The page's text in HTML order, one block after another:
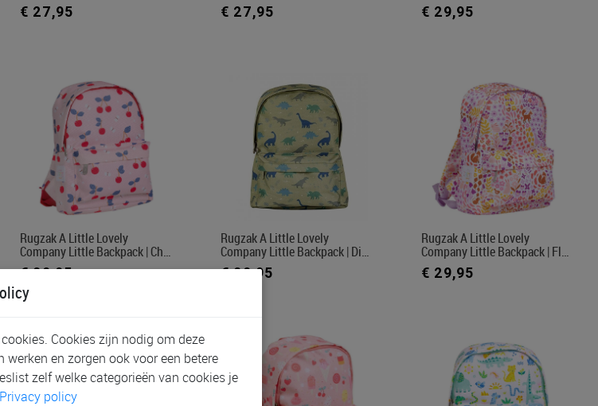
€ 27,95 € 27,95 € 29,95
Rugzak A Little Lovely
Company Little Backpack | Ch…
€ 29,95
Rugzak A Little Lovely
Company Little Backpack | Di…
€ 29,95
Rugzak A Little Lovely
Company Little Backpack | Fl…
€ 29,95
Cookies zijn nodig om deze
werken en zorgen ook voor een betere
zelf welke categorieën van cookies je
Privacy policy